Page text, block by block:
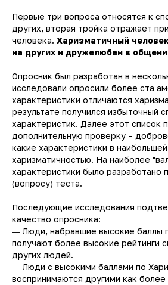
Первые три вопроса относятся к
других, вторая тройка отражает
человека. Харизматичный
на других и дружелюбен в
Опросник был разработан в
исследовали опросили более ста
характеристики отличаются
результате получился избыточный
характеристик. Далее этот список
дополнительную проверку –
какие характеристики в
харизматичностью. На наиболее
характеристики было разработано
(вопросу) теста.
Последующие исследования
качество опросника:
― Люди, набравшие высокие баллы
получают более высокие рейтинги
других людей.
― Люди с высокими баллами по
воспринимаются другими как